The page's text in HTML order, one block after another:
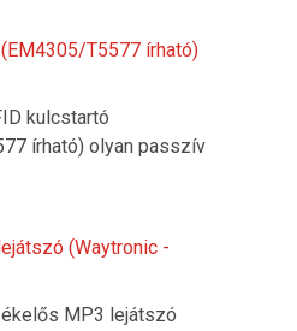
T5577 írható)
kulcstartó
írható) olyan passzív
(Waytronic -
MP3 lejátszó